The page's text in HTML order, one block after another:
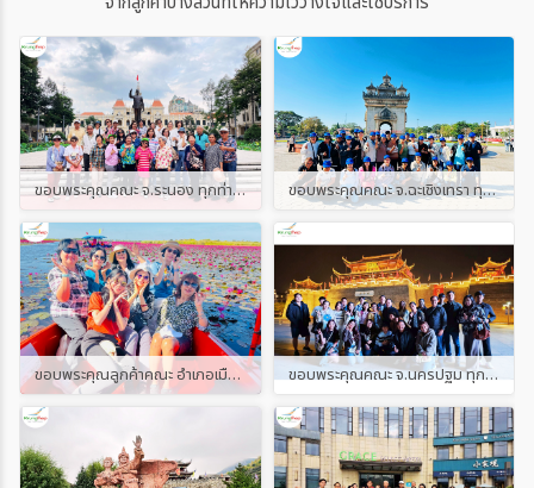
ขอบพระคุณคณะ จ.ระนอง ทุกท่าน ที่เลือกใช้บริการท่องเที่ยวกรุ๊ปเหมา โปรแกรม เวียดนามใต้ ญาจาง ดาลัด มุยเน่ โฮจิมินห์ จำนวน 40 ท่าน สายการบิน AIR ASIA [FD] ขอบพระคุณคณะ จ.ฉะเชิงเทรา ทุกท่าน ที่เลือกใช้บริการท่องเที่ยวกรุ๊ปเหมา โปรแกรม สปป.ลาว เวียงจันทน์ วังเวียง หลวงพระบาง วันที่ 25-28 ธันวาคม 2568 จำนวน 30 ท่าน COACH
ขอบพระคุณลูกค้าคณะ อำเภอเมืองชลบุรี, บ้านบึง, ศรีราชา, บางละมุง, พานทอง, พนัสนิคม, สัตหีบ จ.ชลบุรี ที่เลือกใช้บริการท่องเที่ยวกรุ๊ปเหมา เชียงคาน สปป.ลาว เมืองเฟือง ทะเลบัวแดงอุดรธานี วันที่ 21-24 ธันวาคม 2568 จำนวน 40 ท่าน COACH ขอบพระคุณคณะ จ.นครปฐม ทุกท่าน ที่เลือกใช้บริการท่องเที่ยวกรุ๊ปเหมาโปรแกรม หนานหนิง น้ำตกเต๋อเทียน วันที่ 4-7 ธันวาคม 2568 จำนวน 26 ท่าน สายการบิน SPRING AIRLINES [9C]